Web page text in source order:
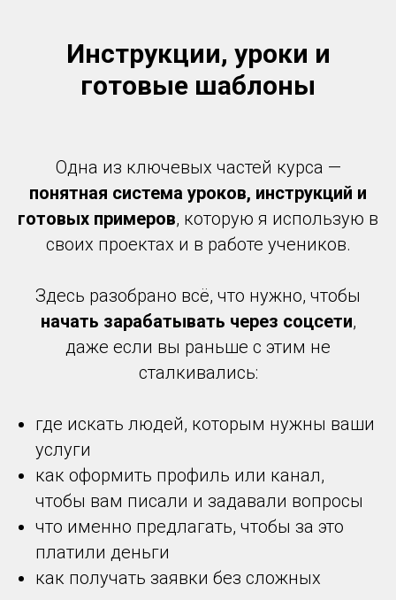
Инструкции, уроки и
готовые шаблоны
Одна из ключевых частей курса —
понятная система уроков, инструкций и
готовых примеров, которую я использую в
своих проектах и в работе учеников.
Здесь разобрано всё, что нужно, чтобы
начать зарабатывать через соцсети,
даже если вы раньше с этим не
сталкивались:
где искать людей, которым нужны ваши
услуги
как оформить профиль или канал,
чтобы вам писали и задавали вопросы
что именно предлагать, чтобы за это
платили деньги
как получать заявки без сложных